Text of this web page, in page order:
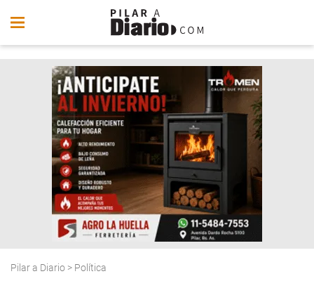
Pilar a Diario > Política